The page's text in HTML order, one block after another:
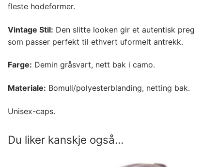
fleste hodeformer.
Vintage Stil: Den slitte looken gir et autentisk preg
som passer perfekt til ethvert uformelt antrekk.
Farge: Demin gråsvart, nett bak i camo.
Materiale: Bomull/polyesterblanding, netting bak.
Unisex-caps.
Du liker kanskje også…